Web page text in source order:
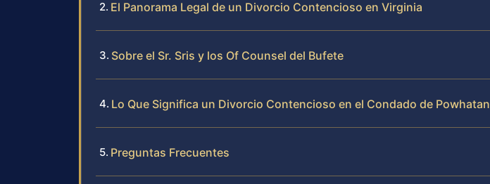
El Panorama Legal de un Divorcio Contencioso en Virginia
Sobre el Sr. Sris y los Of Counsel del Bufete
Lo Que Significa un Divorcio Contencioso en el Condado de Powhatan
Preguntas Frecuentes